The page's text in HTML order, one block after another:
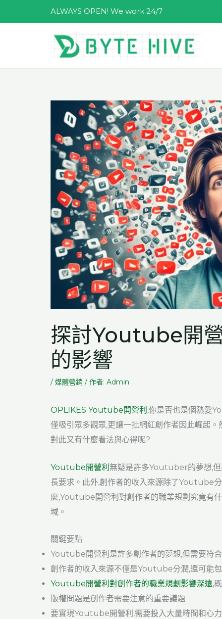
至
ALWAYS OPEN! We work 24/7
探討Youtube開
的影響
/ 媒體營銷 / 作者: Admin
OPLIKES Youtube開營利 ,你是否也是個熱愛
僅吸引眾多觀眾,更讓一批網紅創作者因此崛起
對此又有什麼看法與心得呢?
Youtube開營利 無疑是許多Youtuber的夢想,但
長要求。此外,創作者的收入來源除了Youtube
麼,Youtube開營利對創作者的職業規劃究竟有
域。
關鍵要點
Youtube開營利是許多創作者的夢想,但需要符
創作者的收入來源不僅是Youtube分潤,還可能
Youtube開營利對創作者的職業規劃影響深遠,
版權問題是創作者需要注意的重要議題
要實現Youtube開營利,需要投入大量時間和心